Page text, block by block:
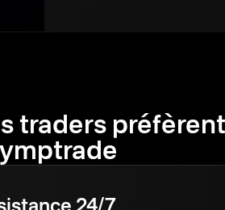
traders préfèrent